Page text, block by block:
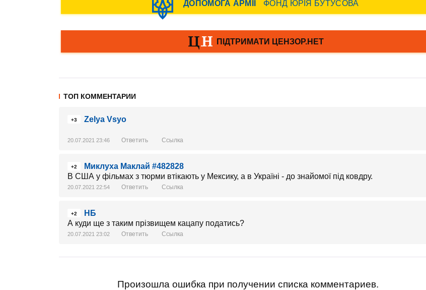
ТОП КОММЕНТАРИИ
+3 Zelya Vsyo
20.07.2021 23:46 Ответить Ссылка
+2
Миклуха Маклай #482828
В США у фільмах з тюрми втікають у Мексику, а в Україні - до знайомої під ковдру.
20.07.2021 22:54 Ответить Ссылка
+2
НБ
А куди ще з таким прізвищем кацапу податись?
20.07.2021 23:02 Ответить Ссылка
Произошла ошибка при получении списка комментариев.